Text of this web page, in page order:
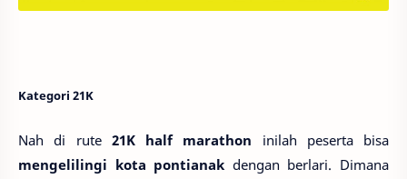
Kategori 21K
Nah di rute 21K half marathon inilah peserta bisa
mengelilingi kota pontianak dengan berlari. Dimana